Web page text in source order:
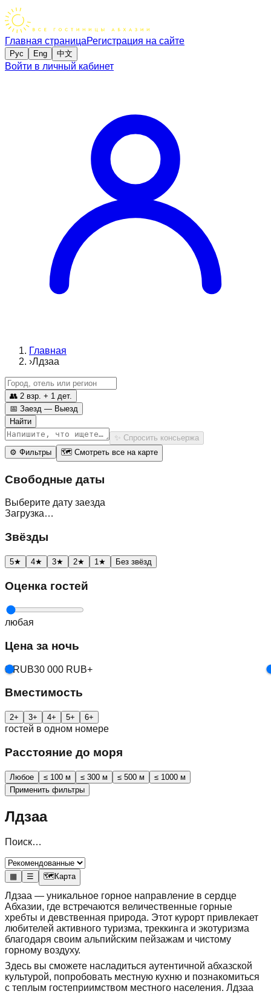
Главная страницаРегистрация на сайте
Рус Eng 中文
Войти в личный кабинет
Главная
›Лдзаа
👥 2 взр. + 1 дет.
📅 Заезд — Выезд
Найти
✨ Спросить консьержа
⚙ Фильтры 🗺 Смотреть все на карте
Свободные даты
Выберите дату заезда
Загрузка…
Звёзды
5★ 4★ 3★ 2★ 1 ★ Без звёзд
Оценка гостей
любая
Цена за ночь
0 RUB30 000 RUB+
Вместимость
2+ 3+ 4+ 5+ 6+
гостей в одном номере
Расстояние до моря
Любое ≤ 100 м ≤ 300 м ≤ 500 м
≤ 1000 м
Применить фильтры
Лдзаа
Поиск…
▦ ☰ 🗺 Карта
Лдзаа — уникальное горное направление в сердце
Абхазии, где встречаются величественные горные
хребты и девственная природа. Этот курорт привлекает
любителей активного туризма, треккинга и экотуризма
благодаря своим альпийским пейзажам и чистому
горному воздуху.
Здесь вы сможете насладиться аутентичной абхазской
культурой, попробовать местную кухню и познакомиться
с теплым гостеприимством местного населения. Лдзаа